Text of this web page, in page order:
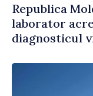
Republica
laborator
diagnosticul